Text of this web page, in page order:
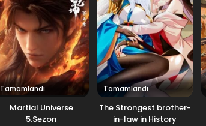
Tamamlandı
Martial Universe
5.Sezon
Tamamlandı
The Strongest brother-
in-law in History